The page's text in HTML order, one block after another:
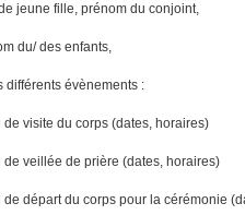
jeune fille, prénom du conjoint,
du/ des enfants,
différents évènements :
de visite du corps (dates, horaires)
de veillée de prière (dates, horaires)
de départ du corps pour la cérémonie